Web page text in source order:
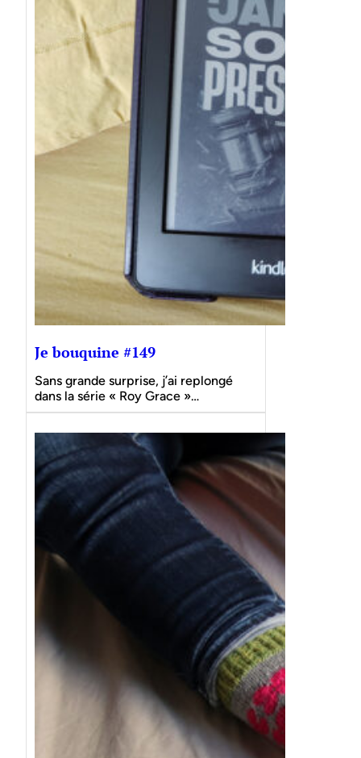
Je bouquine #149
Sans grande surprise, j’ai replongé
dans la série « Roy Grace »…